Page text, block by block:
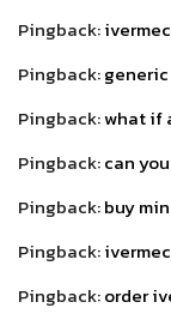
Pingback:
Pingback:generic
Pingback:what if
Pingback:can
Pingback:buy
Pingback:
Pingback:order